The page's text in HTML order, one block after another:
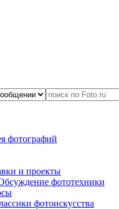
фотографий
и проекты
фототехники
фотоискусства